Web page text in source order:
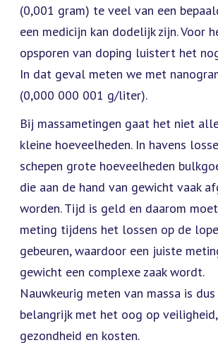
(0,001 gram) te veel van een
een medicijn kan dodelijk zijn. Voor
opsporen van doping luistert het
In dat geval meten we met
(0,000 000 001 g/liter).
Bij massametingen gaat het niet
kleine hoeveelheden. In havens
schepen grote hoeveelheden
die aan de hand van gewicht vaak
worden. Tijd is geld en daarom
meting tijdens het lossen op de
gebeuren, waardoor een juiste
gewicht een complexe zaak wordt.
Nauwkeurig meten van massa is dus
belangrijk met het oog op veiligheid,
gezondheid en kosten.